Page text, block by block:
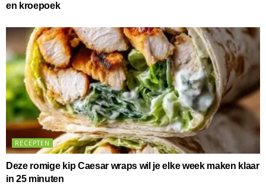
en kroepoek
RECEPTEN
Deze romige kip Caesar wraps wil je elke week maken klaar
in 25 minuten